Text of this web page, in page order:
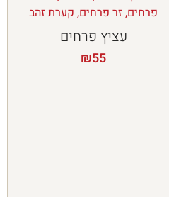
עציץ פרחים
₪55